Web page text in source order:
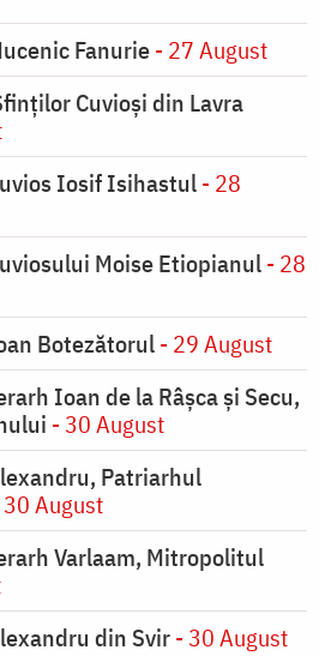
Fanurie- 27 August
Cuvioși din Lavra
Iosif Isihastul- 28
Moise Etiopianul- 28
Botezătorul- 29 August
Ioan de la Râşca şi Secu,
- 30 August
Patriarhul
August
Varlaam, Mitropolitul
din Svir- 30 August